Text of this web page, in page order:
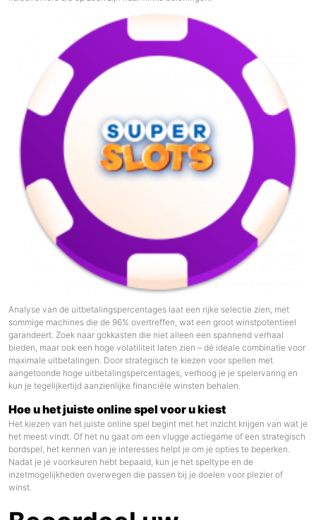
Analyse van de uitbetalingspercentages laat een rijke selectie zien, met
sommige machines die de 96% overtreffen, wat een groot winstpotentieel
garandeert. Zoek naar gokkasten die niet alleen een spannend verhaal
bieden, maar ook een hoge volatiliteit laten zien – dé ideale combinatie voor
maximale uitbetalingen. Door strategisch te kiezen voor spellen met
aangetoonde hoge uitbetalingspercentages, verhoog je je spelervaring en
kun je tegelijkertijd aanzienlijke financiële winsten behalen.
Hoe u het juiste online spel voor u kiest
Het kiezen van het juiste online spel begint met het inzicht krijgen van wat je
het meest vindt. Of het nu gaat om een vlugge actiegame of een strategisch
bordspel, het kennen van je interesses helpt je om je opties te beperken.
Nadat je je voorkeuren hebt bepaald, kun je het speltype en de
inzetmogelijkheden overwegen die passen bij je doelen voor plezier of
winst.